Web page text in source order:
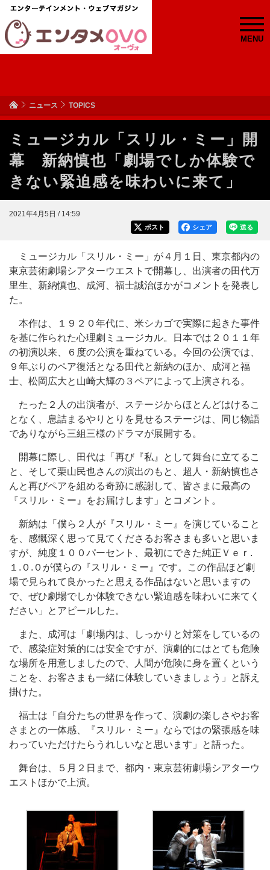
MENU
ニュース TOPICS
ミュージカル「スリル・ミー」開
幕 新納慎也「劇場でしか体験で
きない緊迫感を味わいに来て」
2021年4月5日 / 14:59
送る
シェア
ポスト
ミュージカル「スリル・ミー」が４月１日、東京都内の
東京芸術劇場シアターウエストで開幕し、出演者の田代万
里生、新納慎也、成河、福士誠治ほかがコメントを発表し
た。
本作は、１９２０年代に、米シカゴで実際に起きた事件
を基に作られた心理劇ミュージカル。日本では２０１１年
の初演以来、６度の公演を重ねている。今回の公演では、
９年ぶりのペア復活となる田代と新納のほか、成河と福
士、松岡広大と山崎大輝の３ペアによって上演される。
たった２人の出演者が、ステージからほとんどはけるこ
となく、息詰まるやりとりを見せるステージは、同じ物語
でありながら三組三様のドラマが展開する。
開幕に際し、田代は「再び『私』として舞台に立てるこ
と、そして栗山民也さんの演出のもと、超人・新納慎也さ
んと再びペアを組める奇跡に感謝して、皆さまに最高の
『スリル・ミー』をお届けします」とコメント。
新納は「僕ら２人が『スリル・ミー』を演じていること
を、感慨深く思って見てくださるお客さまも多いと思いま
すが、純度１００パーセント、最初にできた純正Ｖｅｒ.
１.０.０が僕らの『スリル・ミー』です。この作品ほど劇
場で見られて良かったと思える作品はないと思いますの
で、ぜひ劇場でしか体験できない緊迫感を味わいに来てく
ださい」とアピールした。
また、成河は「劇場内は、しっかりと対策をしているの
で、感染症対策的には安全ですが、演劇的にはとても危険
な場所を用意しましたので、人間が危険に身を置くという
ことを、お客さまも一緒に体験していきましょう」と訴え
掛けた。
福士は「自分たちの世界を作って、演劇の楽しさやお客
さまとの一体感、『スリル・ミー』ならではの緊張感を味
わっていただけたらうれしいなと思います」と語った。
舞台は、５月２日まで、都内・東京芸術劇場シアターウ
エストほかで上演。